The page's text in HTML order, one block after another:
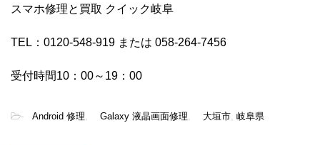
スマホ修理と買取 クイック岐阜
TEL：0120-548-919 または 058-264-7456
受付時間10：00～19：00
- Android 修理 Galaxy 液晶画面修理 大垣市 岐阜県